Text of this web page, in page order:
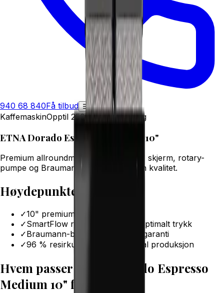
940 68 840Få tilbud ☰
KaffemaskinOpptil 250 kopper per dag
ETNA Dorado Espresso Medium 10"
Premium allroundmaskin med stor 10" skjerm, rotary-
pumpe og Braumann-brygger for jevn kvalitet.
Høydepunkter
✓10" premium touchskjerm
✓SmartFlow rotary-pumpe for optimalt trykk
✓Braumann-brygger med 8 års garanti
✓96 % resirkulerbar, CO₂-nøytral produksjon
Hvem passer
ETNA Dorado Espresso
Medium 10" for?